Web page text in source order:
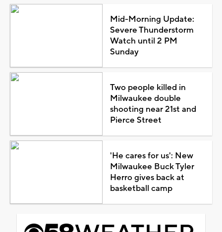
Mid-Morning Update:
Severe Thunderstorm
Watch until 2 PM
Sunday
Two people killed in
Milwaukee double
shooting near 21st and
Pierce Street
'He cares for us': New
Milwaukee Buck Tyler
Herro gives back at
basketball camp